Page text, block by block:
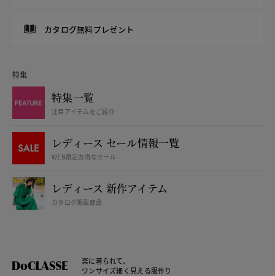
カタログ無料プレゼント
特集
特集一覧
注目アイテムをご紹介
レディース セール情報一覧
WEB限定お得なセール
レディース 新作アイテム
カタログ掲載商品
楽に着られて、
ワンサイズ細く見える服作り